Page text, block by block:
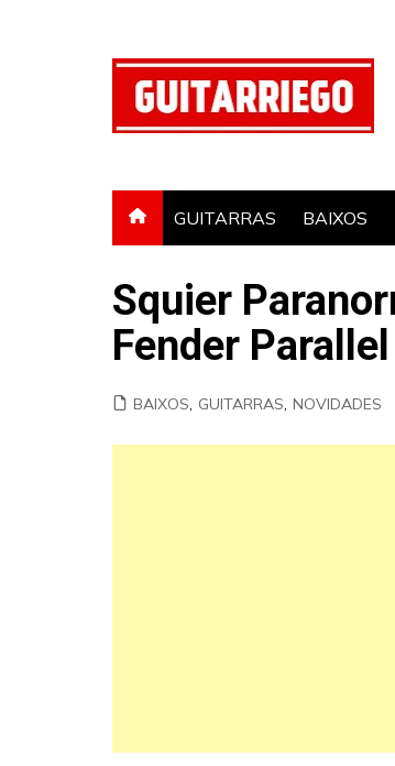
GUITARRAS BAIXOS
Squier
Fender
BAIXOS, GUITARRAS, NOVIDADES